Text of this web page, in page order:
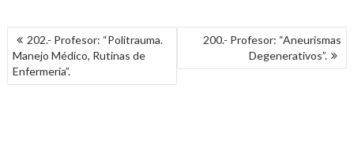
NAVEGACIÓN
DE
ENTRADAS
202.- Profesor: “Politrauma.
Manejo Médico, Rutinas de
Enfermería”.
200.- Profesor: “Aneurismas
Degenerativos”.